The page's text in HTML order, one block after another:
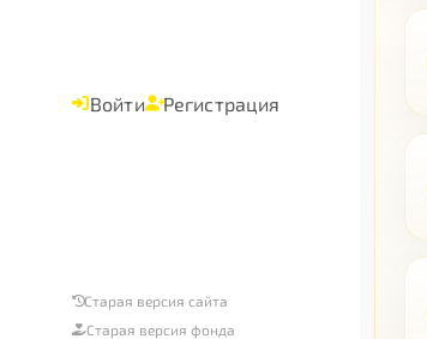
Войти Регистрация
Старая версия сайта
Старая версия фонда